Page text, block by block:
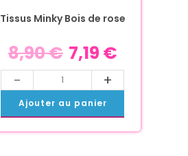
Tissus Minky Bois de rose
8,90€ 7,19 €
- +
Ajouter au panier